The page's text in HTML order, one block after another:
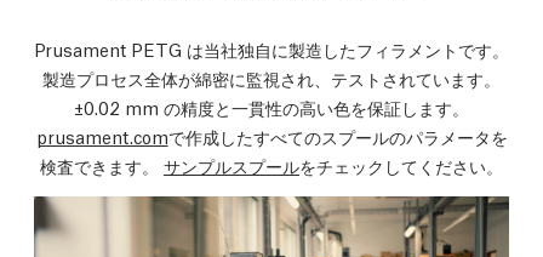
Prusament PETG は当社独自に製造したフィラメントです。
製造プロセス全体が綿密に監視され、テストされています。
±0.02 mm の精度と一貫性の高い色を保証します。
prusament.comで作成したすべてのスプールのパラメータを
検査できます。 サンプルスプールをチェックしてください。